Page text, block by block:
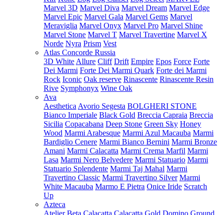
Marvel 3D Marvel Diva Marvel Dream Marvel Edge
Marvel Epic Marvel Gala Marvel Gems Marvel
Meraviglia Marvel Onyx Marvel Pro Marvel Shine
Marvel Stone Marvel T Marvel Travertine Marvel X
Norde Nyra Prism Vest
Atlas Concorde Russia
3D White Allure Cliff Drift Empire Epos Force Forte
Dei Marmi Forte Dei Marmi Quark Forte dei Marmi
Rock Iconic Oak reserve Rinascente Rinascente Resin
Rive Symphonyx Wine Oak
Ava
Aesthetica Avorio Segesta BOLGHERI STONE
Bianco Imperiale Black Gold Breccia Capraia Breccia
Sicilia Copacabana Deep Stone Green Sky Honey
Wood Marmi Arabesque Marmi Azul Macauba Marmi
Bardiglio Cenere Marmi Bianco Bernini Marmi Bronze
Amani Marmi Calacatta Marmi Crema Marfil Marmi
Lasa Marmi Nero Belvedere Marmi Statuario Marmi
Statuario Splendente Marmi Taj Mahal Marmi
Travertino Classic Marmi Travertino Silver Marmi
White Macauba Marmo E Pietra Onice Iride Scratch
Up
Azteca